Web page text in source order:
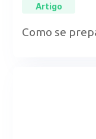
Artigo
Como se